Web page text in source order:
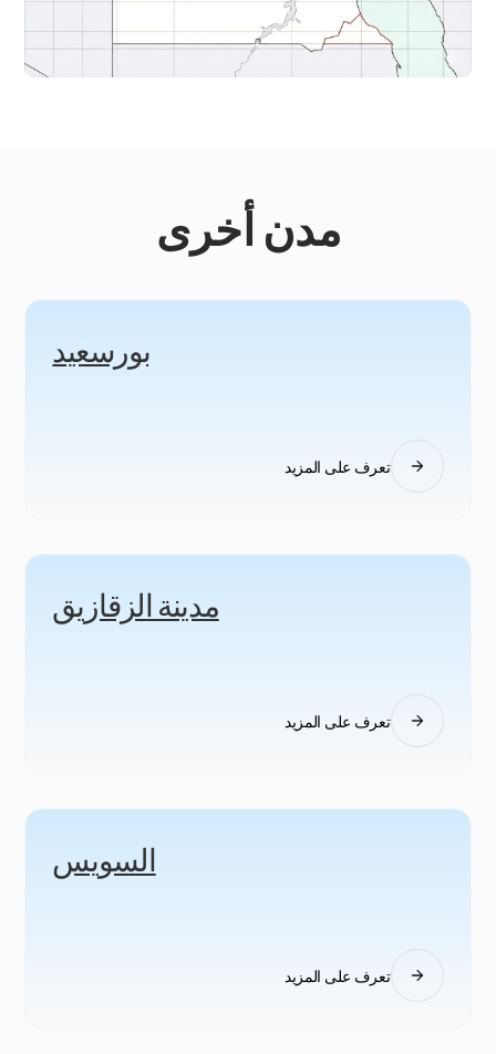
مدن أخرى
بورسعيد
تعرف على المزيد
مدينة الزقازيق
تعرف على المزيد
السويس
تعرف على المزيد